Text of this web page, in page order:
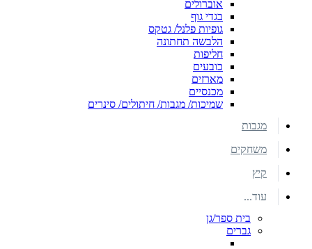
אוברולים
בגדי גוף
גופיות פלנל/ גטקס
הלבשה תחתונה
חליפות
כובעים
מארזים
מכנסיים
שמיכות/ מגבות/ חיתולים/ סינרים
מגבות
משחקים
קיץ
עוד...
בית ספר/גן
גברים